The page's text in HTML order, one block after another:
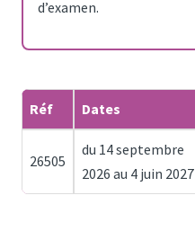
d’examen.
Réf Dates
26505
du 14 septembre
2026 au 4 juin 2027